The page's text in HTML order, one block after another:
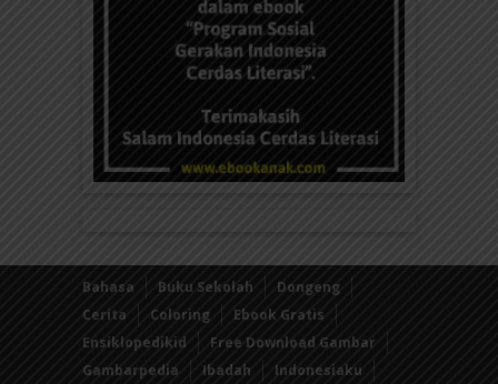
Bahasa Buku Sekolah
Dongeng
Cerita
Coloring
Ebook Gratis
Ensiklopedikid
Free Download Gambar
Gambarpedia
Ibadah Indonesiaku